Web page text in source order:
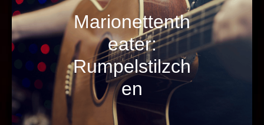
Marionettenth
eater:
Rumpelstilzch
en